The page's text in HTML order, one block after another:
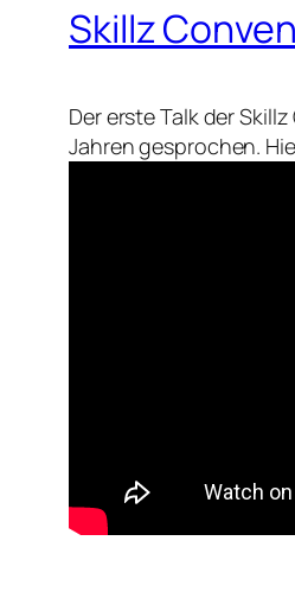
Skillz
Der erste Talk der
Jahren gesprochen.